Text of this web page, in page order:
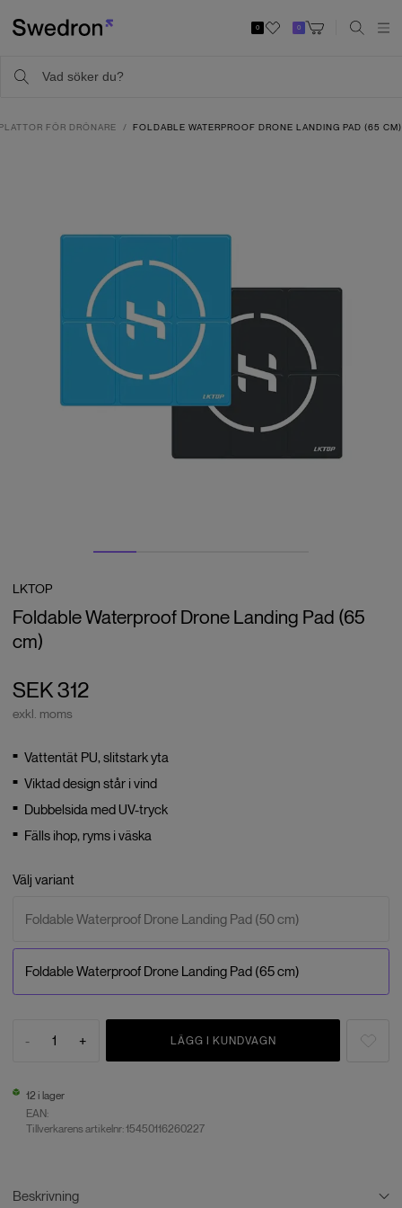
0 0
FÖR DRÖNARE FOLDABLE WATERPROOF DRONE LANDING PAD (65 CM)
LKTOP
Foldable Waterproof Drone Landing Pad (65
cm)
SEK 312
exkl. moms
Vattentät PU, slitstark yta
Viktad design står i vind
Dubbelsida med UV-tryck
Fälls ihop, ryms i väska
Välj variant
Foldable Waterproof Drone Landing Pad (50 cm)
Foldable Waterproof Drone Landing Pad (65 cm)
- 1 + LÄGG I KUNDVAGN
12 i lager
EAN:
Tillverkarens artikelnr: 15450116260227
Beskrivning